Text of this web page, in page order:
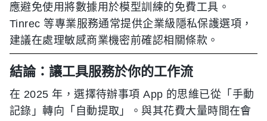
應避免使用將數據用於模型訓練的免費工具。
Tinrec 等專業服務通常提供企業級隱私保護選項，
建議在處理敏感商業機密前確認相關條款。
結論：讓工具服務於你的工作流
在 2025 年，選擇待辦事項 App 的思維已從「手動
記錄」轉向「自動提取」。與其花費大量時間在會